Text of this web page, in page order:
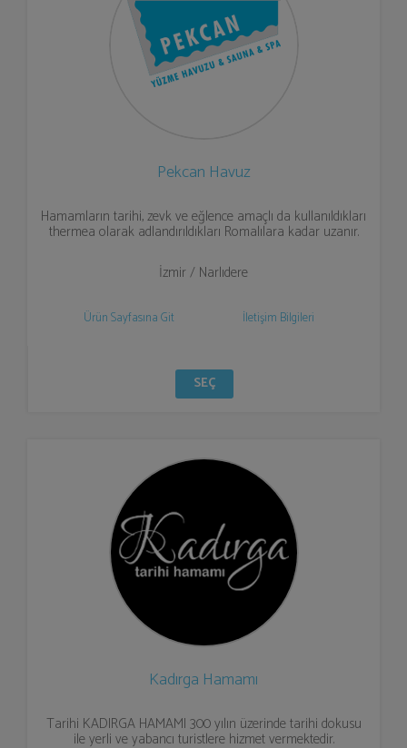
Pekcan Havuz
Hamamların tarihi, zevk ve eğlence amaçlı da kullanıldıkları
thermea olarak adlandırıldıkları Romalılara kadar uzanır.
İzmir / Narlıdere
Ürün Sayfasına Git İletişim Bilgileri
SEÇ
Kadırga Hamamı
Tarihi KADIRGA HAMAMI 300 yılın üzerinde tarihi dokusu
ile yerli ve yabancı turistlere hizmet vermektedir.